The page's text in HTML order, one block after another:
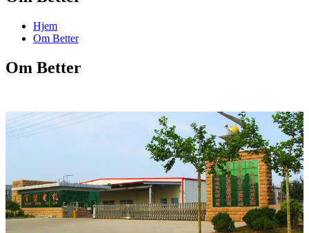
Hjem
Om Better
Om Better